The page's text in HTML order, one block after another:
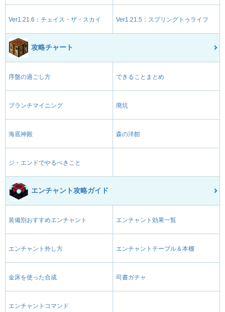
Ver1.21.6：チェイス・ザ・スカイ Ver1.21.5：スプリングトゥライフ
攻略チャート
序盤の過ごし方 できることまとめ
ブランチマイニング 廃坑
海底神殿 森の洋館
ジ・エンドでやるべきこと
エンチャント攻略ガイド
装備別おすすめエンチャント エンチャント効果一覧
エンチャント外し方 エンチャントテーブル＆本棚
金床を使った合成 司書ガチャ
エンチャントコマンド